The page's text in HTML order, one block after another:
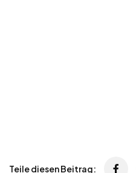
Teile diesen Beitrag: